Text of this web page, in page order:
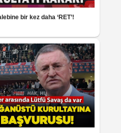
bir kez daha ‘RET’!